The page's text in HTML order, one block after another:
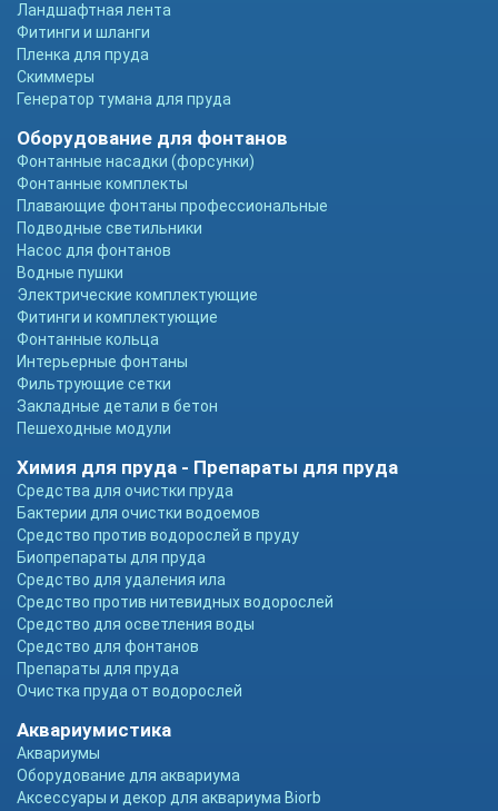
Ландшафтная лента
Фитинги и шланги
Пленка для пруда
Скиммеры
Генератор тумана для пруда
Оборудование для фонтанов
Фонтанные насадки (форсунки)
Фонтанные комплекты
Плавающие фонтаны профессиональные
Подводные светильники
Насос для фонтанов
Водные пушки
Электрические комплектующие
Фитинги и комплектующие
Фонтанные кольца
Интерьерные фонтаны
Фильтрующие сетки
Закладные детали в бетон
Пешеходные модули
Химия для пруда - Препараты для пруда
Средства для очистки пруда
Бактерии для очистки водоемов
Средство против водорослей в пруду
Биопрепараты для пруда
Средство для удаления ила
Средство против нитевидных водорослей
Средство для осветления воды
Средство для фонтанов
Препараты для пруда
Очистка пруда от водорослей
Аквариумистика
Аквариумы
Оборудование для аквариума
Аксессуары и декор для аквариума Biorb